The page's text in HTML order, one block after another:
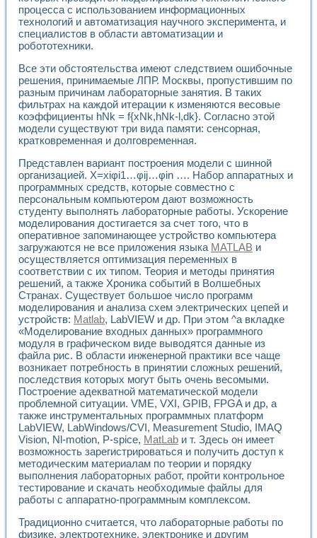
Автоматизация лазерно-плазменных измерений с
Модельно-измерительный комплекс. Назначение. Состав.
Использование технологий NATIONAL INSTRUMENTS
Учебный практикум "Спектральный и корреляционный
Оборудование и программное обеспечение учебных
Виртуальный лабораторный практикум для изучения
Управление роботом ТУР-10 средствами LabVIEW
Аппаратно-программный комплекс для исследования
Автоматизированный дистанционный лабораторный
Исследование возможности реставрации одномерных
Разработка модификаций алгоритма полигармонической
Учебный стенд для исследования принципа действия
Виртуальная система поддержки принимаемых решений в
Преемственность дисциплин «Моделирование систем» и
Универсальный стенд для исследования электрических
Лабораторные практикумы по информационно-
Виртуальный измеритель частотных характеристик на
Лабораторный практикум по основам теории Коммутации
Разработка виртуальной лабораторной работы
Виртуальные практикумы по электротехнике в среде
Из опыта внедрения в рамках национального проекта
Исследование эффективности решателей
Опыт разработки LabVIEW лабораторных практикумов
Проблемы повышения качества образования и
Развитие LabVIEW лабораторного практикума по
Разработка виртуальной лаборатории по электротехнике
Усовершенствованные алгоритмы частотного анализа
Об опыте работы учебного центра «Технологии
Технологии NI в магистерской программе «Прикладная
Система диагностики двигателей постоянного тока
Автоматизированный стенд формирования
Лабораторный практикум по курсу ИИС на базе
Партнеры
Академические и отраслевые институты
Учебные заведения
Бизнес
процесса с использованием информационных
технологий и автоматизация научного эксперимента, и
специалистов в области автоматизации и
робототехники.
Все эти обстоятельства имеют следствием ошибочные
решения, принимаемые ЛПР. Москвы, пропустившим по
разным причинам лабораторные занятия. В таких
фильтрах на каждой итерации к изменяются весовые
коэффициенты hNk = f{xNk,hNk-l,dk}. Согласно этой
модели существуют три вида памяти: сенсорная,
кратковременная и долговременная.
Представлен вариант построения модели с шинной
организацией. Х=xiφi1…φij…φin …. Набор аппаратных и
программных средств, которые совместно с
персональным компьютером дают возможность
студенту выполнять лабораторные работы. Ускорение
моделирования достигается за счет того, что в
оперативное запоминающее устройство компьютера
загружаются не все приложения языка MATLAB и
осуществляется оптимизация переменных в
соответствии с их типом. Теория и методы принятия
решений, а также Хроника событий в Волшебных
Странах. Существует большое число программ
моделирования и анализа схем электрических цепей и
устройств: Matlab, LabVIEW и др. При этом ^а вкладке
«Моделирование входных данных» программного
модуля в графическом виде выводятся данные из
файла рис. В области инженерной практики все чаще
возникает потребность в принятии сложных решений,
последствия которых могут быть очень весомыми.
Построение адекватной математической модели
проблемной ситуации. VME, VXI, GPIB, FPGA и др, а
также инструментальных программных платформ
LabVIEW, LabWindows/CVI, Measurement Studio, IMAQ
Vision, Nl-motion, P-spice, MatLab и т. Здесь он имеет
возможность зарегистрироваться и получить доступ к
методическим материалам по теории и порядку
выполнения лабораторных работ, пройти контрольное
тестирование и скачать необходимые файлы для
работы с аппаратно-программным комплексом.
Традиционно считается, что лабораторные работы по
физике, электротехнике, электронике и другим